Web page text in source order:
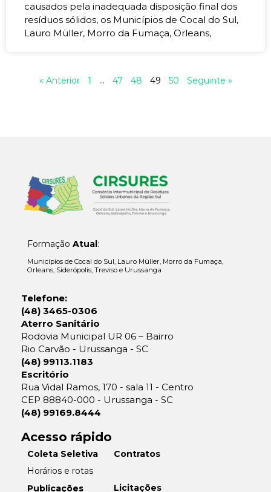
causados pela inadequada disposição final dos
resíduos sólidos, os Municípios de Cocal do Sul,
Lauro Müller, Morro da Fumaça, Orleans,
« Anterior 1 … 47 48 49 50 Seguinte »
Formação Atual:
Municípios de Cocal do Sul, Lauro Müller, Morro da Fumaça,
Orleans, Siderópolis, Treviso e Urussanga
Telefone:
(48) 3465-0306
Aterro Sanitário
Rodovia Municipal UR 06 – Bairro
Rio Carvão - Urussanga - SC
(48) 99113.1183
Escritório
Rua Vidal Ramos, 170 - sala 11 - Centro
CEP 88840-000 - Urussanga - SC
(48) 99169.8444
Acesso rápido
Coleta Seletiva
Horários e rotas
Publicações
Contratos
Licitações